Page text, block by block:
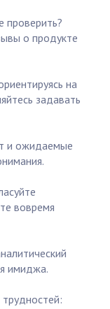
проверить?
о продукте
на
задавать
и ожидаемые
вовремя
имиджа.